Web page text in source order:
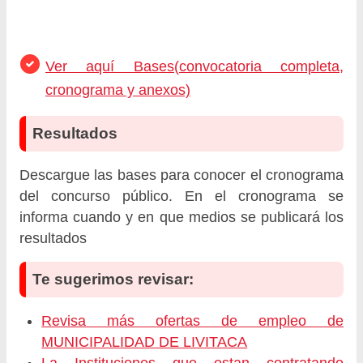
Ver aquí Bases(convocatoria completa,
cronograma y anexos)
Resultados
Descargue las bases para conocer el cronograma
del concurso público. En el cronograma se
informa cuando y en que medios se publicará los
resultados
Te sugerimos revisar:
Revisa más ofertas de empleo de
MUNICIPALIDAD DE LIVITACA